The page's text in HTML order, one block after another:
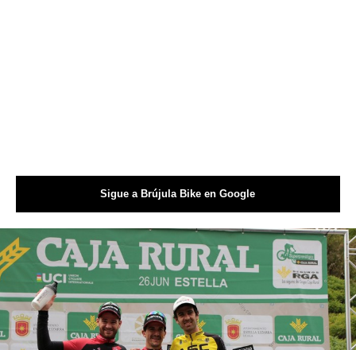
Sigue a Brújula Bike en Google